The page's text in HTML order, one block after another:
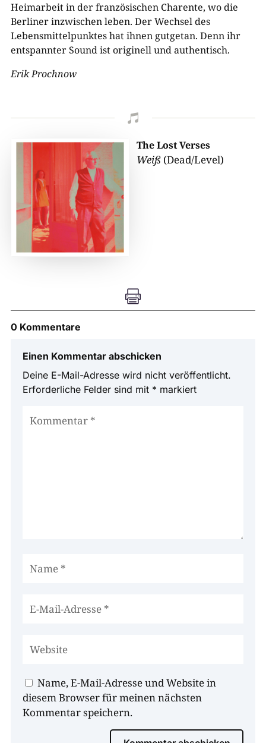
Heimarbeit in der französischen Charente, wo die
Berliner inzwischen leben. Der Wechsel des
Lebensmittelpunktes hat ihnen gutgetan. Denn ihr
entspannter Sound ist originell und authentisch.
Erik Prochnow

The Lost Verses
Weiß (Dead/Level)

0 Kommentare
Einen Kommentar abschicken
Deine E-Mail-Adresse wird nicht veröffentlicht.
Erforderliche Felder sind mit * markiert
Name, E-Mail-Adresse und Website in
diesem Browser für meinen nächsten
Kommentar speichern.